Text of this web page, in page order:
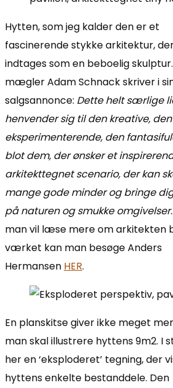
Hytten, som jeg kalder den er et
fascinerende stykke arkitektur,
indtages som en beboelig
mægler Adam Schnack skriver i
salgsannonce: Dette helt særlige
henvender sig til den kreative, den
eksperimenterende, den
blot dem, der ønsker et
arkitekttegnet scenario, der kan
mange gode minder og bringe
på naturen og smukke omgivelser
man vil læse mere om arkitekten
værket kan man besøge Anders
Hermansen HER.
En planskitse giver ikke meget
man skal illustrere hyttens 9m2. I
her en ‘eksploderet’ tegning, der
hyttens enkelte bestanddele. Den